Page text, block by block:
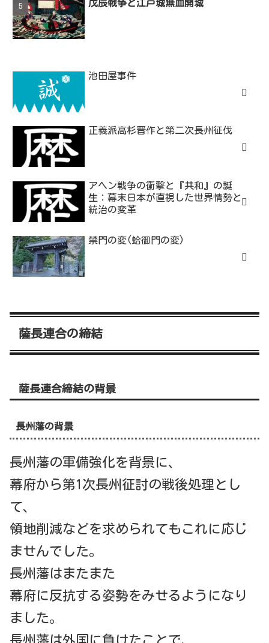
戊辰戦争と江戸城無血開城
池田屋事件
正義派高杉晋作と第二次長州征伐
アヘン戦争の衝撃と『共和』の誕
生：幕末日本が直視した世界情勢と
統治の変革
禁門の変(蛤御門の変)
薩長連合の締結
薩長連合締結の背景
長州藩の背景
長州藩の軍備強化を背景に、
幕府から第1次長州征討の戦後処理とし
て、
領地削減などを求められてもこれに応じ
ませんでした。
長州藩はまたまた
幕府に反抗する姿勢をみせるようになり
ました。
長州藩は外国に負けたことで、